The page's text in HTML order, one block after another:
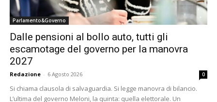
Parlamento&Governo
Dalle pensioni al bollo auto, tutti gli
escamotage del governo per la manovra
2027
Redazione - 6 Agosto 2026 0
Si chiama clausola di salvaguardia. Si legge manovra di bilancio.
L’ultima del governo Meloni, la quinta: quella elettorale. Un